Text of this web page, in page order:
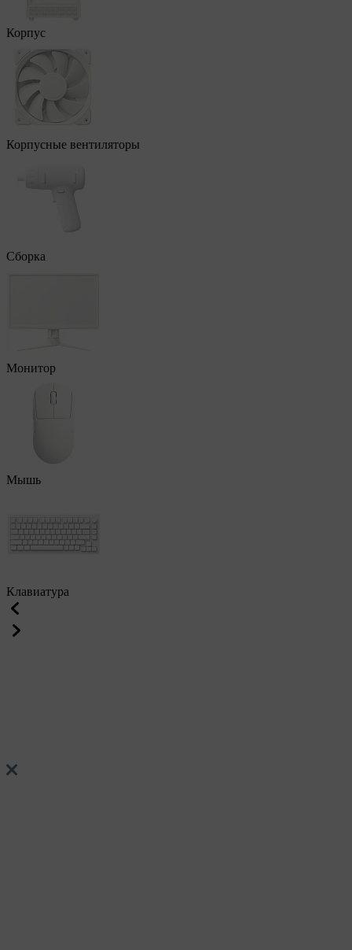
Корпус
Корпусные вентиляторы
Сборка
Монитор
Мышь
Клавиатура